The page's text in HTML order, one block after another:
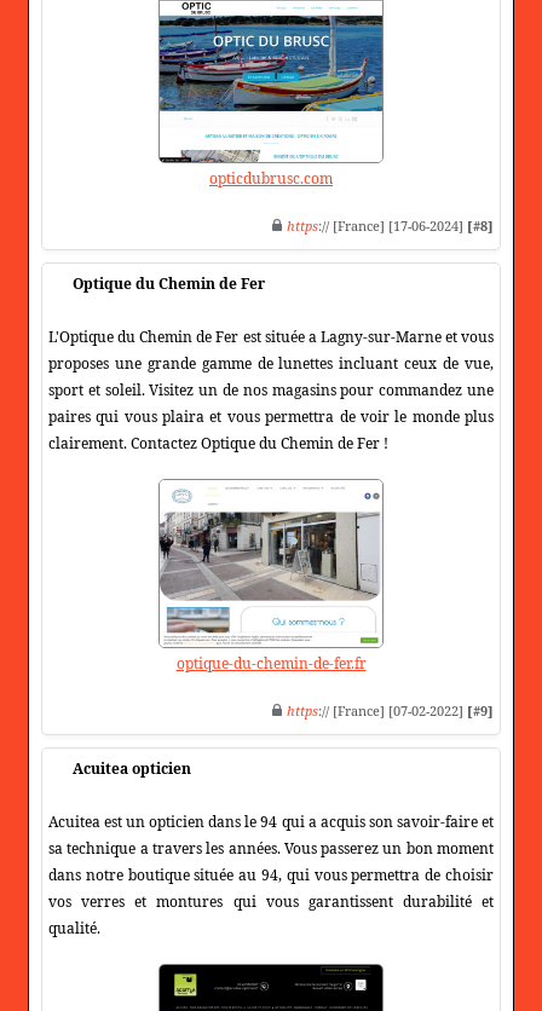
opticdubrusc.com
https:// [France] [17-06-2024] [#8]
Optique du Chemin de Fer
L'Optique du Chemin de Fer est située a Lagny-sur-Marne et vous
proposes une grande gamme de lunettes incluant ceux de vue,
sport et soleil. Visitez un de nos magasins pour commandez une
paires qui vous plaira et vous permettra de voir le monde plus
clairement. Contactez Optique du Chemin de Fer !
optique-du-chemin-de-fer.fr
https:// [France] [07-02-2022] [#9]
Acuitea opticien
Acuitea est un opticien dans le 94 qui a acquis son savoir-faire et
sa technique a travers les années. Vous passerez un bon moment
dans notre boutique située au 94, qui vous permettra de choisir
vos verres et montures qui vous garantissent durabilité et
qualité.